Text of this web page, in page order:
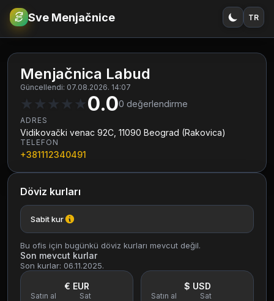
€RSD Sve Menjačnice TR
Menjačnica Labud
Güncellendi: 07.08.2026. 14:07
★ ★ ★ ★ ★0.00 değerlendirme
ADRES
Vidikovački venac 92C, 11090 Beograd (Rakovica)
TELEFON
+381112340491
Döviz kurları
Sabit kur
Bu ofis için bugünkü döviz kurları mevcut değil.
Son mevcut kurlar
Son kurlar: 06.11.2025.
€ EUR
Satın al
Sat
$ USD
Satın al
Sat